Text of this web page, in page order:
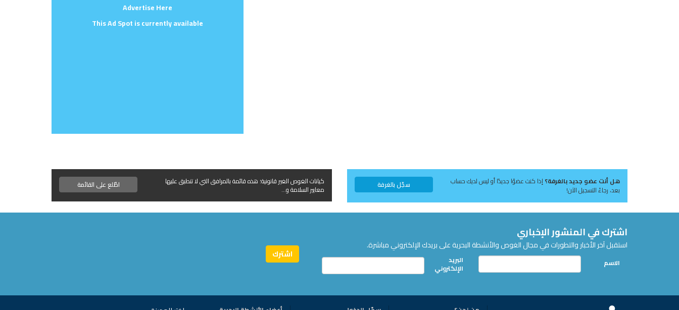
Advertise Here
This Ad Spot is currently available
هل أنت عضو جديد بالغرفة؟إذا كنت عضوًا جديدًا أو ليس لديك حساب
بعد، رجاءً التسجيل الآن! سجّل بالغرفة كيانات الغوص الغير قانونية؛ هذه قائمة بالمرافق التي لا تنطبق عليها
معايير السلامة و... اطّلع على القائمة
اشترك في المنشور الإخباري
استقبل آخر الأخبار والتطورات في مجال الغوص والأنشطة البحرية على بريدك الإلكتروني مباشرة.
الاسم البريد
الإلكتروني